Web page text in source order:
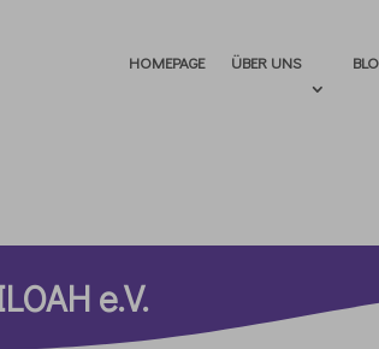
HOMEPAGE ÜBER UNS
e.V.